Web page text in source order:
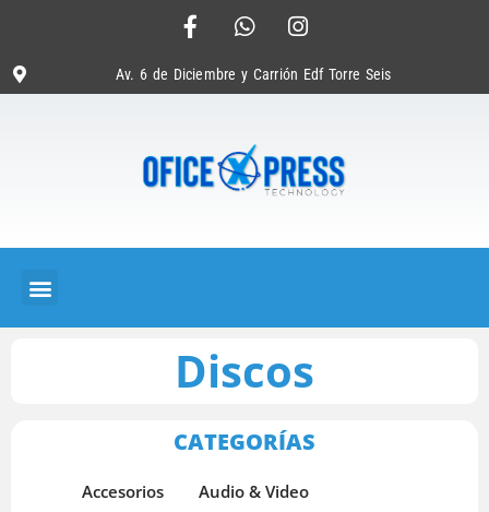
Av. 6 de Diciembre y Carrión Edf Torre Seis
Discos
CATEGORÍAS
Accesorios
Audio & Video